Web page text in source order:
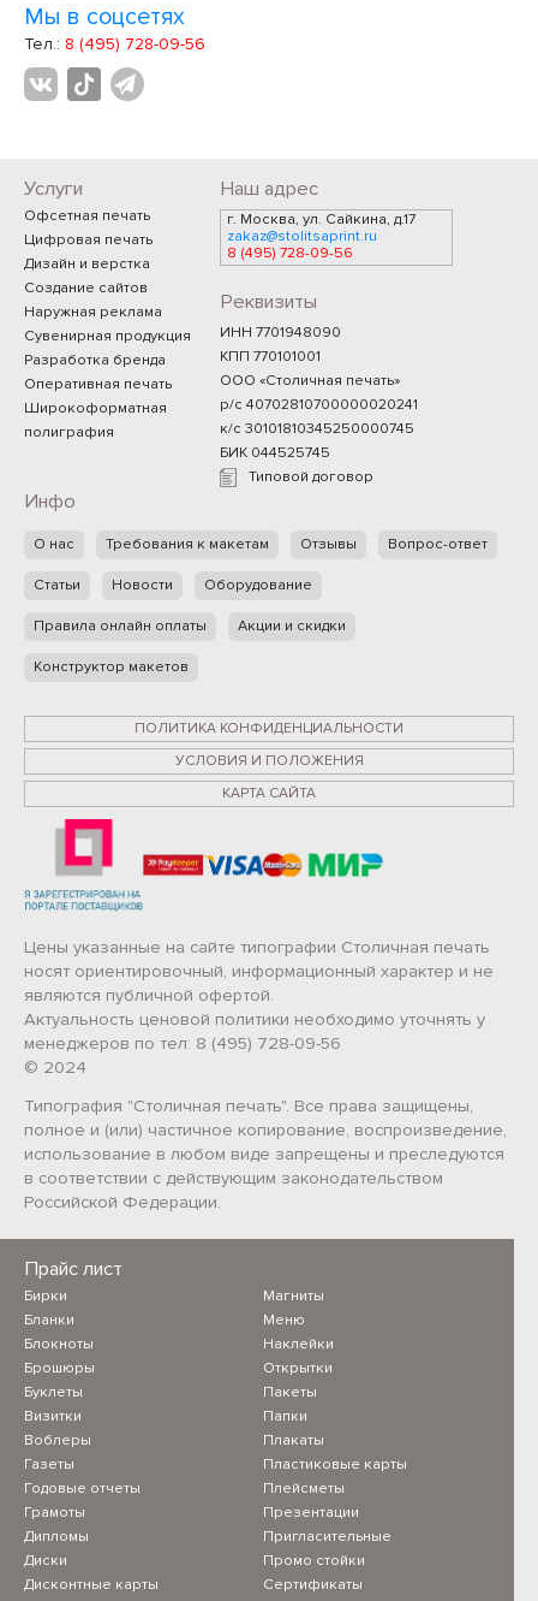
Мы в соцсетях
Тел.: 8 (495) 728-09-56
Прайс лист
Бирки
Бланки
Блокноты
Брошюры
Буклеты
Визитки
Воблеры
Газеты
Годовые отчеты
Грамоты
Дипломы
Диски
Дисконтные карты
Магниты
Меню
Наклейки
Открытки
Пакеты
Папки
Плакаты
Пластиковые карты
Плейсметы
Презентации
Пригласительные
Промо стойки
Сертификаты
Услуги
Офсетная печать
Цифровая печать
Дизайн и верстка
Создание сайтов
Наружная реклама
Сувенирная продукция
Разработка бренда
Оперативная печать
Широкоформатная
полиграфия
Наш адрес
г. Москва, ул. Сайкина, д.17
zakaz@stolitsaprint.ru
8 (495) 728-09-56
Реквизиты
ИНН 7701948090
КПП 770101001
ООО «Столичная печать»
р/с 40702810700000020241
к/с 30101810345250000745
БИК 044525745
Типовой договор
Инфо
О нас Требования к макетам Отзывы Вопрос-ответ
Статьи Новости Оборудование
Правила онлайн оплаты Акции и скидки
Конструктор макетов
ПОЛИТИКА КОНФИДЕНЦИАЛЬНОСТИ
УСЛОВИЯ И ПОЛОЖЕНИЯ
КАРТА САЙТА
Цены указанные на сайте типографии Столичная печать
носят ориентировочный, информационный характер и не
являются публичной офертой.
Актуальность ценовой политики необходимо уточнять у
менеджеров по тел: 8 (495) 728-09-56
© 2024
Типография "Столичная печать". Все права защищены,
полное и (или) частичное копирование, воспроизведение,
использование в любом виде запрещены и преследуются
в соответствии с действующим законодательством
Российской Федерации.